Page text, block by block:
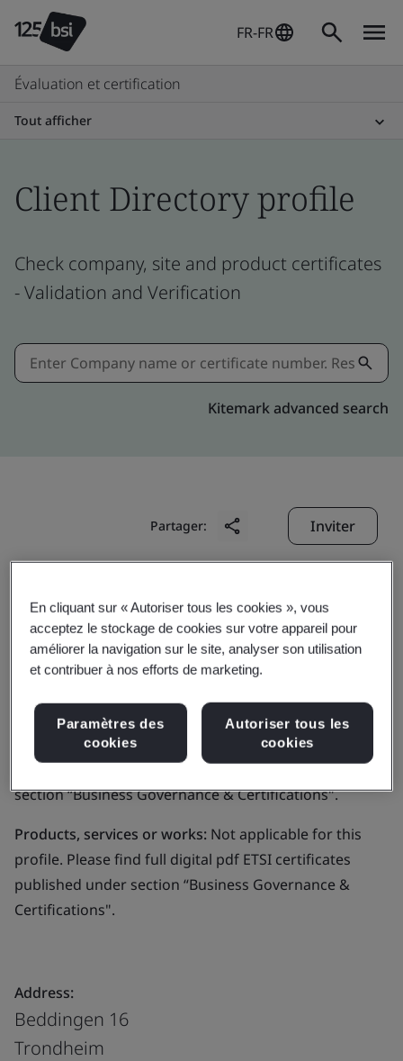
FR-FR
Évaluation et certification
Tout afficher
Client Directory profile
Check company, site and product certificates
- Validation and Verification
Kitemark advanced search
Partager: Inviter
Signicat AS
Business scope:Not applicable for this profile. Please
find full digital pdf ETSI certificates published under
section “Business Governance & Certifications".
Products, services or works: Not applicable for this
profile. Please find full digital pdf ETSI certificates
published under section “Business Governance &
Certifications".
Address:
Beddingen 16
Trondheim
En cliquant sur « Autoriser tous les cookies », vous
acceptez le stockage de cookies sur votre appareil pour
améliorer la navigation sur le site, analyser son utilisation
et contribuer à nos efforts de marketing.
Paramètres des
cookies
Autoriser tous les
cookies